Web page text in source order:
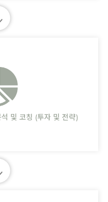
및 코칭 (투자 및 전략)